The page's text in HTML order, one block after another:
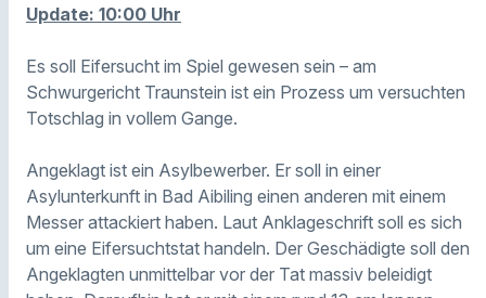
Update: 10:00 Uhr
Es soll Eifersucht im Spiel gewesen sein – am
Schwurgericht Traunstein ist ein Prozess um versuchten
Totschlag in vollem Gange.
Angeklagt ist ein Asylbewerber. Er soll in einer
Asylunterkunft in Bad Aibiling einen anderen mit einem
Messer attackiert haben. Laut Anklageschrift soll es sich
um eine Eifersuchtstat handeln. Der Geschädigte soll den
Angeklagten unmittelbar vor der Tat massiv beleidigt